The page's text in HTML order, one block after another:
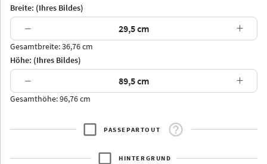
Arran Luzern
Thurgau
Breite: (Ihres Bildes)
− +
Gesamtbreite: 36,76 cm
Höhe: (Ihres Bildes)
− +
Gesamthöhe: 96,76 cm
PASSEPARTOUT
HINTERGRUND